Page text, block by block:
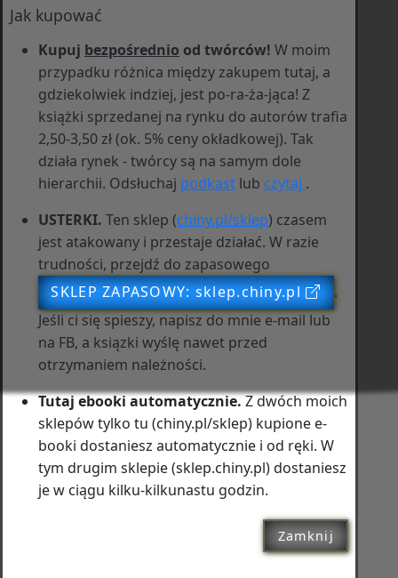
Jak kupować
Kupuj bezpośrednio od twórców! W moim
przypadku różnica między zakupem tutaj, a
gdziekolwiek indziej, jest po‑ra‑ża‑jąca! Z
książki sprzedanej na rynku do autorów trafia
2,50-3,50 zł (ok. 5% ceny okładkowej). Tak
działa rynek - twórcy są na samym dole
hierarchii. Odsłuchaj podkast lub czytaj .
USTERKI. Ten sklep (chiny.pl/sklep) czasem
jest atakowany i przestaje działać. W razie
trudności, przejdź do zapasowego
SKLEP ZAPASOWY: sklep.chiny.pl
.
Jeśli ci się spieszy, napisz do mnie e‑mail lub
na FB, a ksiązki wyślę nawet przed
otrzymaniem należności.
Tutaj ebooki automatycznie.Z dwóch moich
sklepów tylko tu (chiny.pl/sklep) kupione e-
booki dostaniesz automatycznie i od ręki. W
tym drugim sklepie (sklep.chiny.pl) dostaniesz
je w ciągu kilku-kilkunastu godzin.
Zamknij